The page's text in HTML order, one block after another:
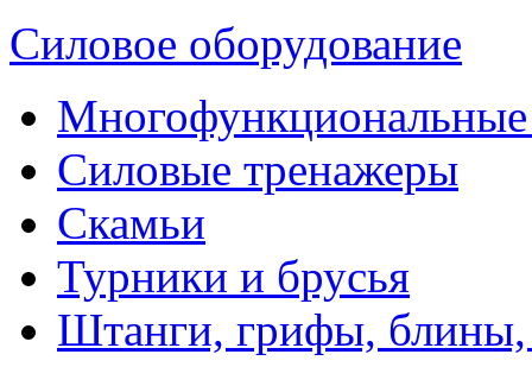
Силовое оборудование
Силовые тренажеры
Скамьи
Турники и брусья
Штанги, грифы, блины,